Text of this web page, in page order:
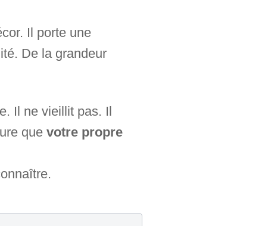
Il porte une
De la grandeur
Il ne vieillit pas. Il
que votre propre